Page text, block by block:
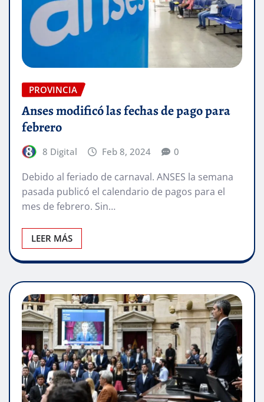
PROVINCIA
Anses modificó las fechas de pago para
febrero
8 Digital Feb 8, 2024 0
Debido al feriado de carnaval. ANSES la semana
pasada publicó el calendario de pagos para el
mes de febrero. Sin…
LEER MÁS